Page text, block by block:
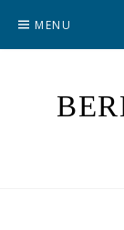
content
MENU